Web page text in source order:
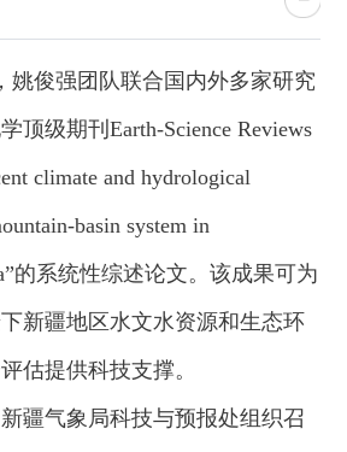
姚俊强团队联合国内外多家研究
顶级期刊Earth-Science Reviews
climate and hydrological
basin system in
的系统性综述论文。该成果可为
新疆地区水文水资源和生态环
估提供科技支撑。
疆气象局科技与预报处组织召